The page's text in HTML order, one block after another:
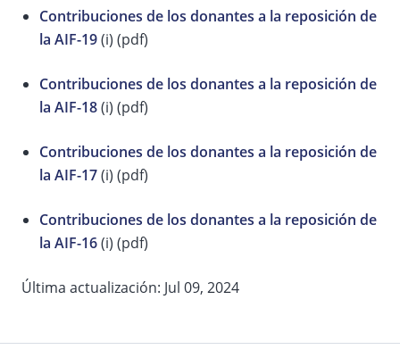
Contribuciones de los donantes a la reposición de
la AIF-19(i) (pdf)
Contribuciones de los donantes a la reposición de
la AIF-18(i) (pdf)
Contribuciones de los donantes a la reposición de
la AIF-17(i) (pdf)
Contribuciones de los donantes a la reposición de
la AIF-16(i) (pdf)
Última actualización: Jul 09, 2024